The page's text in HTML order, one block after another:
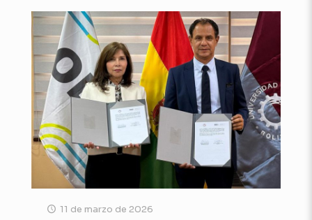
11 de marzo de 2026